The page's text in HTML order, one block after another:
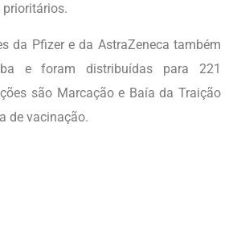
prioritários.
da Pfizer e da AstraZeneca também
e foram distribuídas para 221
são Marcação e Baía da Traição
de vacinação.